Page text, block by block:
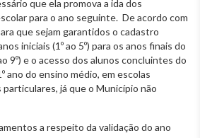
que ela promova a ida dos
para o ano seguinte. De acordo com
que sejam garantidos o cadastro
iniciais (1º ao 5º) para os anos finais do
9º) e o acesso dos alunos concluintes do
ano do ensino médio, em escolas
já que o Município não
a respeito da validação do ano